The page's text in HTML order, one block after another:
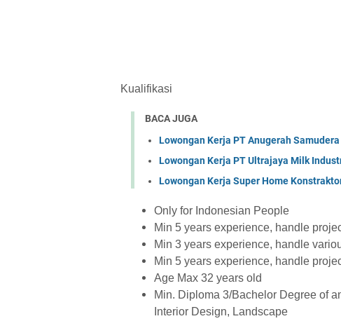
Kualifikasi
BACA JUGA
Lowongan Kerja PT Anugerah
Lowongan Kerja PT Ultrajaya Milk
Lowongan Kerja Super Home
Only for Indonesian People
Min 5 years experience, handle
Min 3 years experience, handle
Min 5 years experience, handle
Age Max 32 years old
Min. Diploma 3/Bachelor Degree of
Interior Design, Landscape